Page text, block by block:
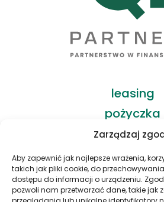
Zarządzaj
Aby zapewnić jak najlepsze wrażenia,
takich jak pliki cookie, do
dostępu do informacji o urządzeniu.
pozwoli nam przetwarzać dane, takie jak
leasing
pożyczka
finansowanie
finansowanie